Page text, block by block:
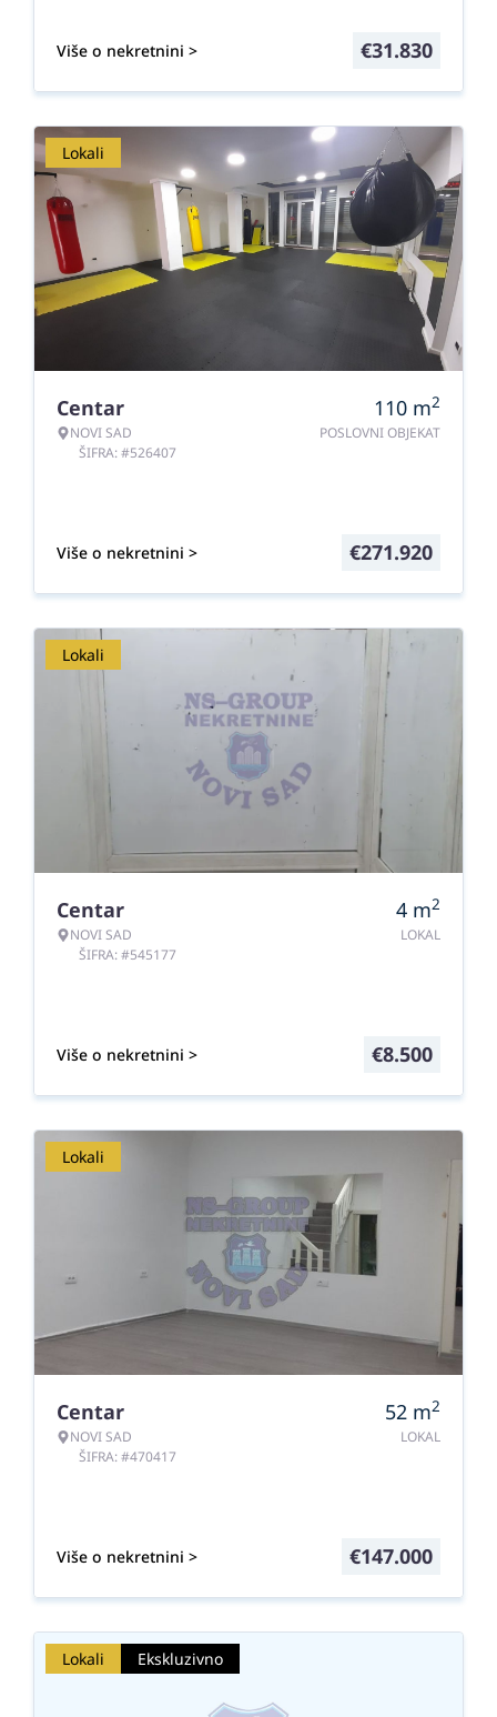
Više o nekretnini > €31.830
Lokali
Centar
NOVI SAD
ŠIFRA: #526407
110 m2
POSLOVNI OBJEKAT
Više o nekretnini > €271.920
Lokali
Centar
NOVI SAD
ŠIFRA: #545177
4 m2
LOKAL
Više o nekretnini > €8.500
Lokali
Centar
NOVI SAD
ŠIFRA: #470417
52 m2
LOKAL
Više o nekretnini > €147.000
Lokali Ekskluzivno